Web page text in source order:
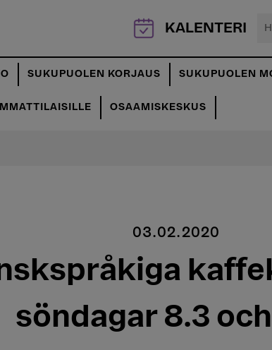
KALENTERI
SUKUPUOLEN KORJAUS SUKUPUOLEN
OSAAMISKESKUS
03.02.2020
söndagar 8.3